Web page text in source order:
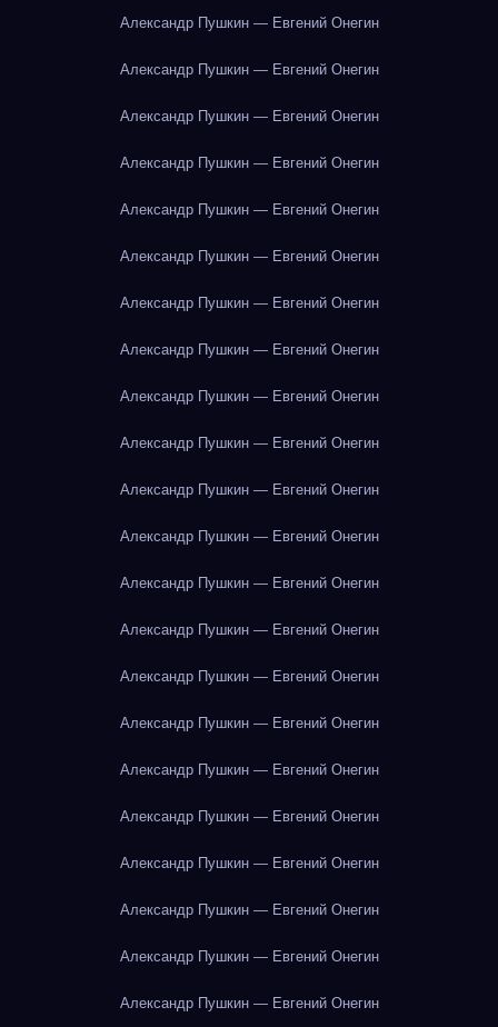
Александр Пушкин — Евгений Онегин
Александр Пушкин — Евгений Онегин
Александр Пушкин — Евгений Онегин
Александр Пушкин — Евгений Онегин
Александр Пушкин — Евгений Онегин
Александр Пушкин — Евгений Онегин
Александр Пушкин — Евгений Онегин
Александр Пушкин — Евгений Онегин
Александр Пушкин — Евгений Онегин
Александр Пушкин — Евгений Онегин
Александр Пушкин — Евгений Онегин
Александр Пушкин — Евгений Онегин
Александр Пушкин — Евгений Онегин
Александр Пушкин — Евгений Онегин
Александр Пушкин — Евгений Онегин
Александр Пушкин — Евгений Онегин
Александр Пушкин — Евгений Онегин
Александр Пушкин — Евгений Онегин
Александр Пушкин — Евгений Онегин
Александр Пушкин — Евгений Онегин
Александр Пушкин — Евгений Онегин
Александр Пушкин — Евгений Онегин